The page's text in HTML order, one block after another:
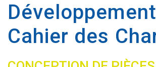
Cahier des